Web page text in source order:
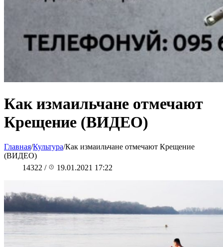
Как измаильчане отмечают
Крещение (ВИДЕО)
Главная/Культура/Как измаильчане отмечают Крещение
(ВИДЕО)
14322 / 19.01.2021 17:22